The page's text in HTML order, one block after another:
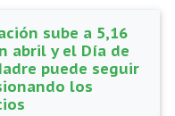
sube a 5,16
abril y el Día de
puede seguir
los